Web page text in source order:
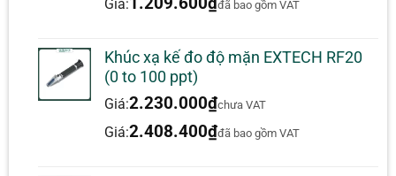
Phát hiện / cài đặt mạng LAN không
Các ứng dụng giao tiếp không dây (CW
TDMA GSM DECT)
Rò rỉ lò vi sóng
Giá: đã bao gồm VAT
Khúc xạ kế đo độ mặn EXTECH RF20
(0 to 100 ppt)
Giá:2.230.000₫chưa VAT
Giá:2.408.400₫đã bao gồm VAT